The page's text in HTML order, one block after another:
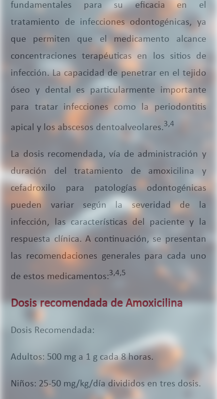
fundamentales para su eficacia en el
tratamiento de infecciones odontogénicas, ya
que permiten que el medicamento alcance
concentraciones terapéuticas en los sitios de
infección. La capacidad de penetrar en el tejido
óseo y dental es particularmente importante
para tratar infecciones como la periodontitis
apical y los abscesos dentoalveolares.3,4
La dosis recomendada, vía de administración y
duración del tratamiento de amoxicilina y
cefadroxilo para patologías odontogénicas
pueden variar según la severidad de la
infección, las características del paciente y la
respuesta clínica. A continuación, se presentan
las recomendaciones generales para cada uno
de estos medicamentos:3,4,5
Dosis recomendada de Amoxicilina
Dosis Recomendada:
Adultos: 500 mg a 1 g cada 8 horas.
Niños: 25-50 mg/kg/día divididos en tres dosis.